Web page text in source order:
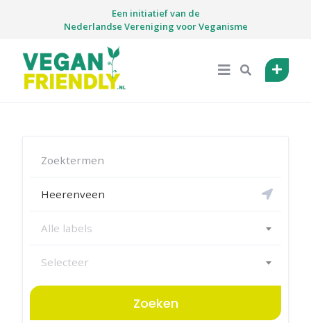
Een initiatief van de
Nederlandse Vereniging voor Veganisme
Alle labels
Selecteer
Zoeken